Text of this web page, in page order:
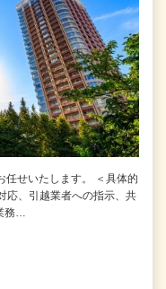
任せいたします。 ＜具体的
応、引越業者への指示、共
務…